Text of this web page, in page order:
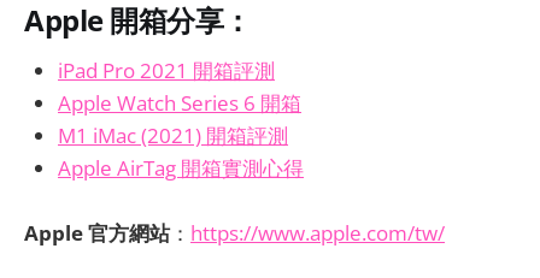
Apple 開箱分享：
iPad Pro 2021 開箱評測
Apple Watch Series 6 開箱
M1 iMac (2021) 開箱評測
Apple AirTag 開箱實測心得
Apple 官方網站： https://www.apple.com/tw/